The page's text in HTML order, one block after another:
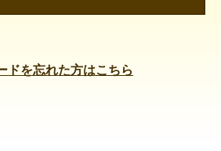
ドを忘れた方はこちら